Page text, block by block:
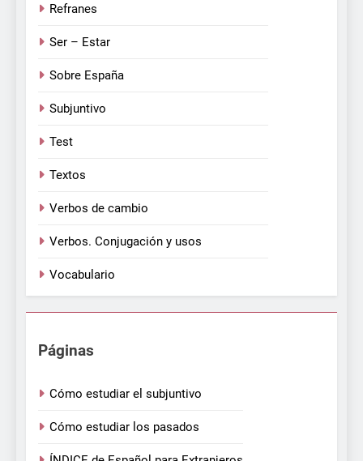
Refranes
Ser – Estar
Sobre España
Subjuntivo
Test
Textos
Verbos de cambio
Verbos. Conjugación y usos
Vocabulario
Páginas
Cómo estudiar el subjuntivo
Cómo estudiar los pasados